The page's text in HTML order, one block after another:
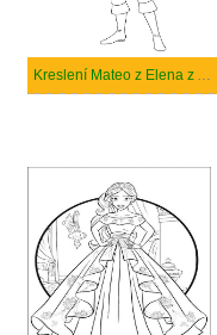
Kreslení Mateo z Elena z Avaloru